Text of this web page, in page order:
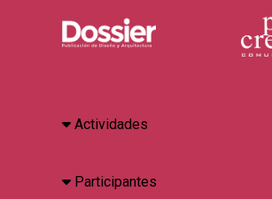
Actividades
Participantes